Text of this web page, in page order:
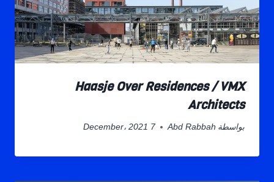
Haasje Over Residences / VMX
Architects
بواسطة Abd Rabbah 7 December، 2021